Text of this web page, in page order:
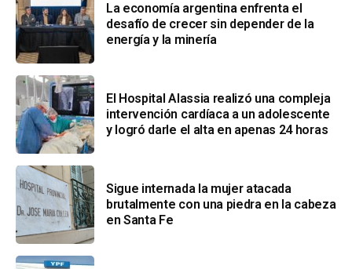
La economía argentina enfrenta el
desafío de crecer sin depender de la
energía y la minería
El Hospital Alassia realizó una compleja
intervención cardíaca a un adolescente
y logró darle el alta en apenas 24 horas
Sigue internada la mujer atacada
brutalmente con una piedra en la cabeza
en Santa Fe